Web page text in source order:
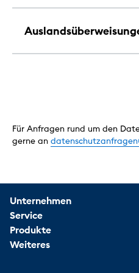
Für Anfragen rund um den
gerne an
Unternehmen
Service
Produkte
Weiteres